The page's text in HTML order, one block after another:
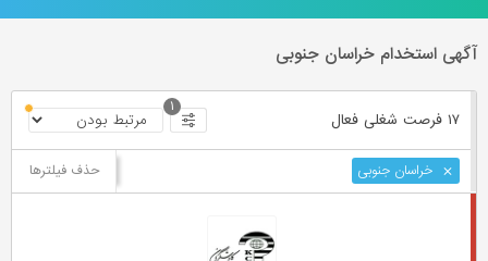
آگهی استخدام خراسان جنوبی
۱۷ فرصت ‌شغلی فعال
۱
خراسان جنوبی حذف فیلترها